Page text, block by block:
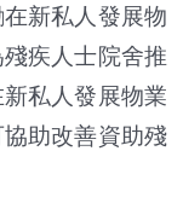
新私人發展物
疾人士院舍推
私人發展物業
助改善資助殘